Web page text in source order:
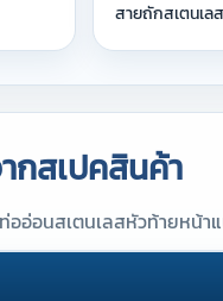
สายถักสเตนเลส
กสเปคสินค้า
ออ่อนสเตนเลสหัวท้ายหน้